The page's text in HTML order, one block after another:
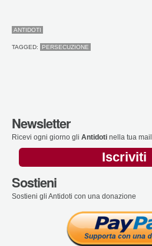
ANTIDOTI
TAGGED: PERSECUZIONE
Newsletter
Ricevi ogni giorno gli Antidoti nella tua mail
Iscriviti
Sostieni
Sostieni gli Antidoti con una donazione